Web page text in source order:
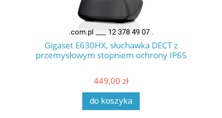
Gigaset E630HX, słuchawka DECT z
przemysłowym stopniem ochrony IP65
449,00 zł
do koszyka